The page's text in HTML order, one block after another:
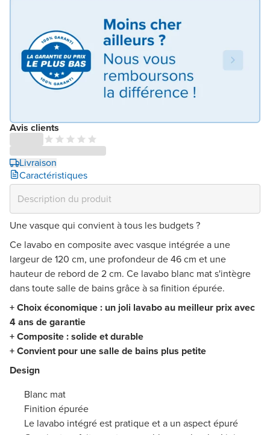
Avis clients
Livraison
Caractéristiques
Une vasque qui convient à tous les budgets ?
Ce lavabo en composite avec vasque intégrée a une
largeur de 120 cm, une profondeur de 46 cm et une
hauteur de rebord de 2 cm. Ce lavabo blanc mat s'intègre
dans toute salle de bains grâce à sa finition épurée.
+ Choix économique : un joli lavabo au meilleur prix avec
4 ans de garantie
+ Composite : solide et durable
+ Convient pour une salle de bains plus petite
Design
Blanc mat
Finition épurée
Le lavabo intégré est pratique et a un aspect épuré